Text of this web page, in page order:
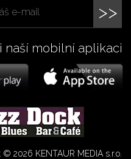
>>
naší mobilní aplikaci
2026 KENTAUR MEDIA s.r.o.